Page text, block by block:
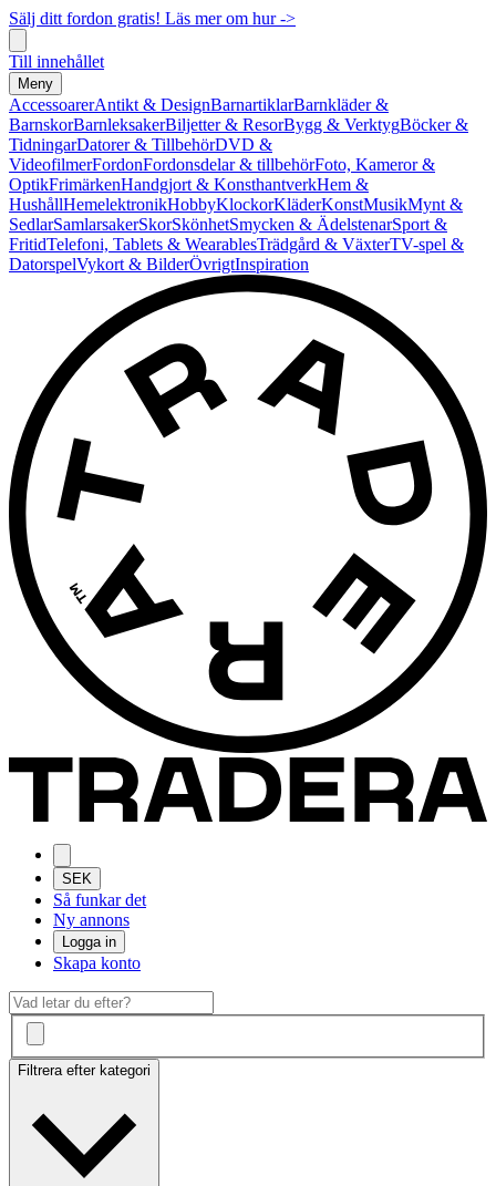
Sälj ditt fordon gratis! Läs mer om hur ->
Till innehållet
Meny
AccessoarerAntikt & DesignBarnartiklarBarnkläder &
BarnskorBarnleksakerBiljetter & ResorBygg & VerktygBöcker &
TidningarDatorer & TillbehörDVD &
VideofilmerFordonFordonsdelar & tillbehörFoto, Kameror &
OptikFrimärkenHandgjort & KonsthantverkHem &
HushållHemelektronikHobbyKlockorKläderKonstMusikMynt &
SedlarSamlarsakerSkorSkönhetSmycken & ÄdelstenarSport &
FritidTelefoni, Tablets & WearablesTrädgård & VäxterTV-spel &
DatorspelVykort & BilderÖvrigtInspiration
SEK
Så funkar det
Ny annons
Logga in
Skapa konto
Filtrera efter kategori